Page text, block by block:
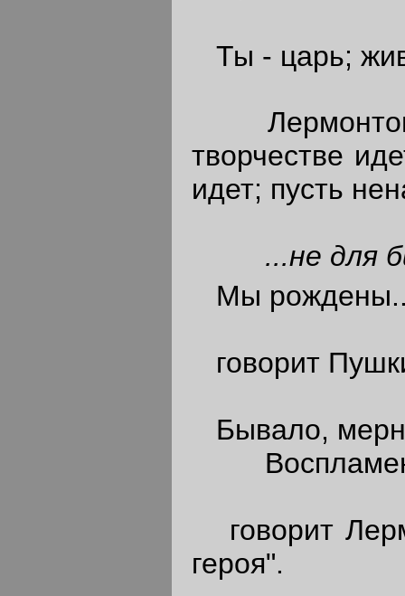
Ты - царь;
творчестве
идет; пусть
...не для
Мы
говорит
Бывало,
говорит
героя".